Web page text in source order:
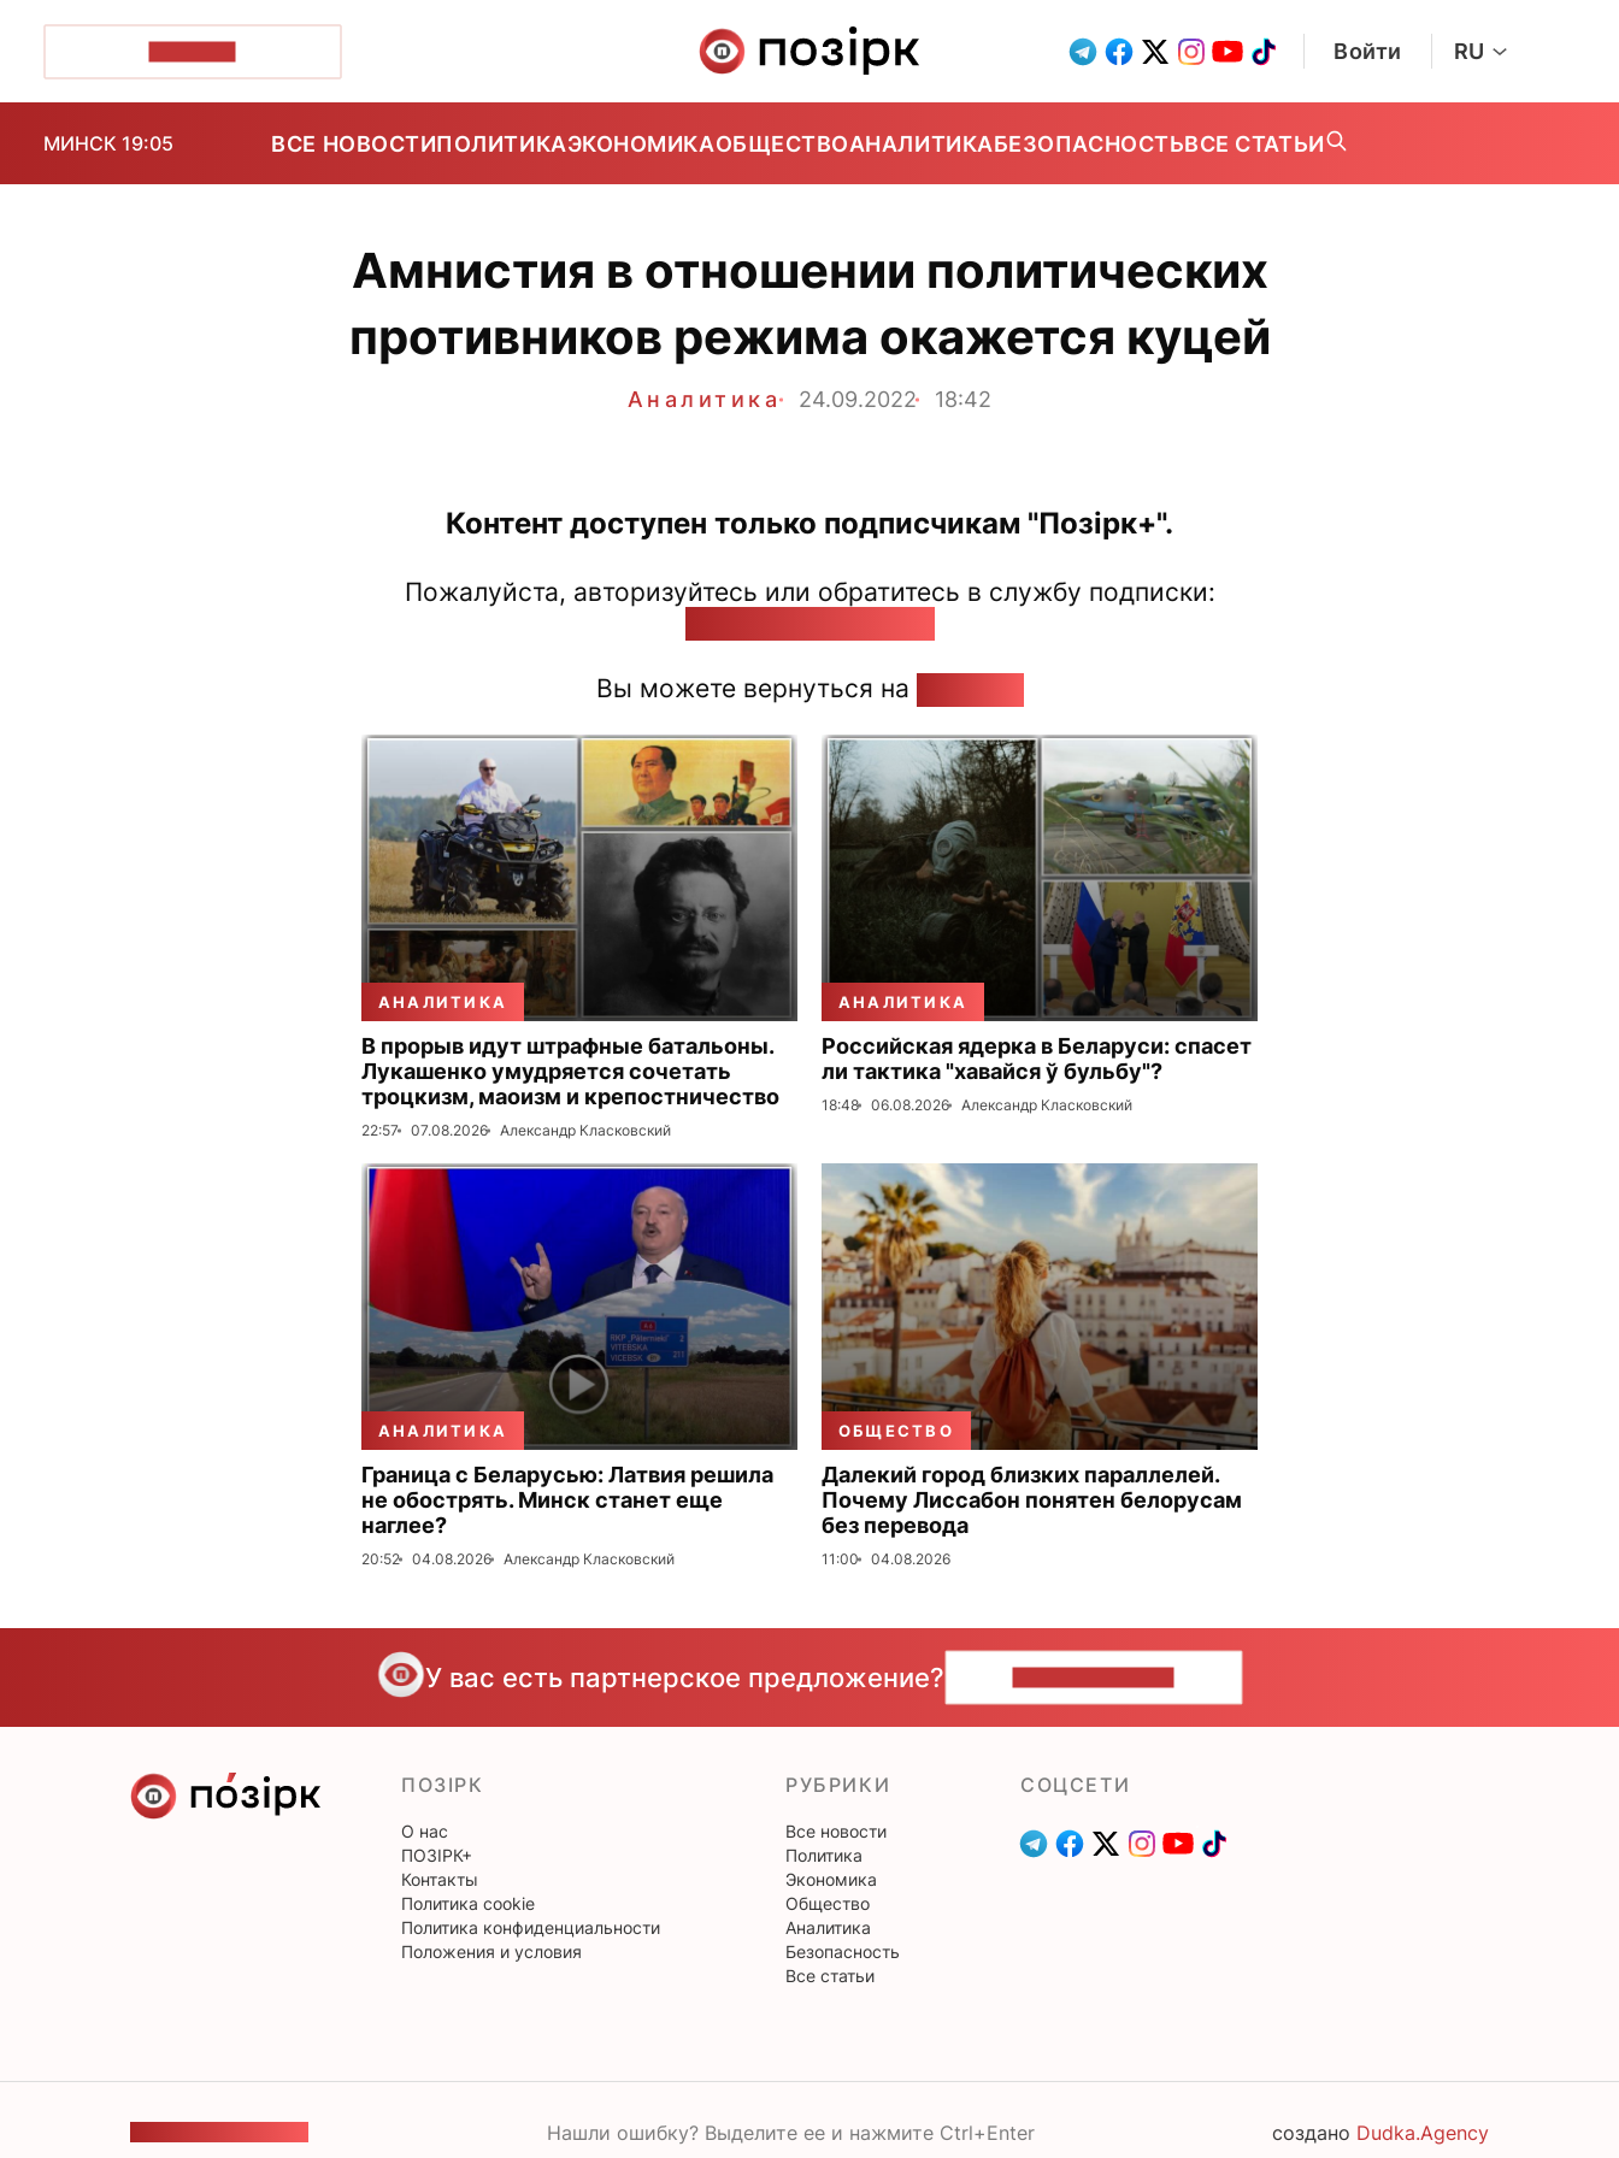
Войти RU
МИНСК 19:05 ВСЕ НОВОСТИПОЛИТИКАЭКОНОМИКАОБЩЕСТВОАНАЛИТИКАБЕЗОПАСНОСТЬВСЕ СТАТЬИ
Амнистия в отношении политических
противников режима окажется куцей
Аналитика 24.09.2022 18:42
Контент доступен только подписчикам "Позірк+".
Пожалуйста, авторизуйтесь или обратитесь в службу подписки:
Вы можете вернуться на
АНАЛИТИКА
В прорыв идут штрафные батальоны.
Лукашенко умудряется сочетать
троцкизм, маоизм и крепостничество
22:57 07.08.2026 Александр Класковский
АНАЛИТИКА
Российская ядерка в Беларуси: спасет
ли тактика "хавайся ў бульбу"?
18:48 06.08.2026 Александр Класковский
АНАЛИТИКА
Граница с Беларусью: Латвия решила
не обострять. Минск станет еще
наглее?
20:52 04.08.2026 Александр Класковский
ОБЩЕСТВО
Далекий город близких параллелей.
Почему Лиссабон понятен белорусам
без перевода
11:00 04.08.2026
У вас есть партнерское предложение?
ПОЗІРК
О нас
ПОЗІРК+
Контакты
Политика cookie
Политика конфиденциальности
Положения и условия
РУБРИКИ
Все новости
Политика
Экономика
Общество
Аналитика
Безопасность
Все статьи
CОЦСЕТИ
Нашли ошибку? Выделите ее и нажмите Ctrl+Enter создано Dudka.Agency